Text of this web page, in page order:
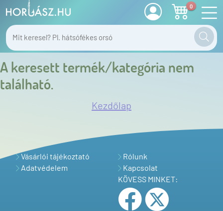
0
A keresett termék/kategória nem
található.
Kezdőlap
Vásárlói tájékoztató
Adatvédelem
Rólunk
Kapcsolat
KÖVESS MINKET: